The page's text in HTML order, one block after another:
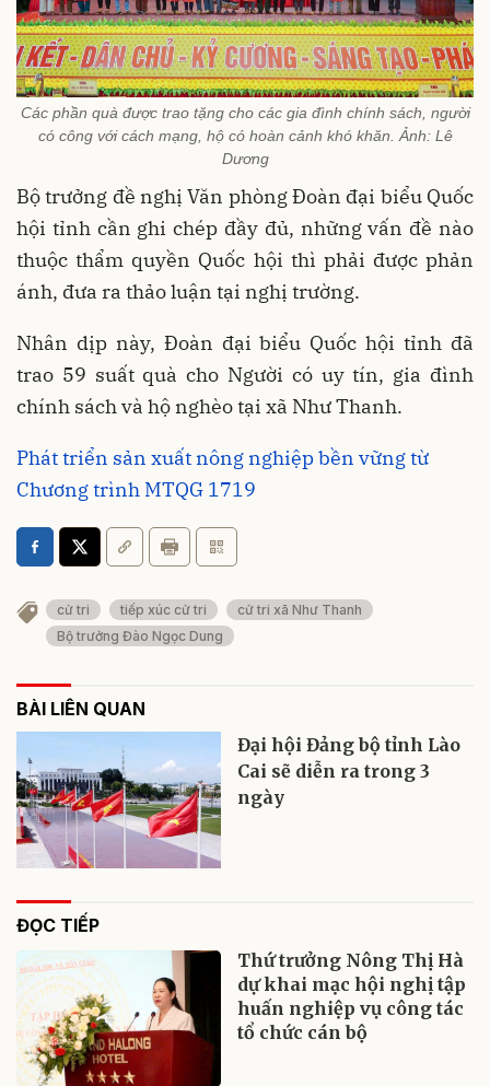
Các phần quà được trao tặng cho các gia đình chính sách, người
có công với cách mạng, hộ có hoàn cảnh khó khăn. Ảnh: Lê
Dương
Bộ trưởng đề nghị Văn phòng Đoàn đại biểu Quốc
hội tỉnh cần ghi chép đầy đủ, những vấn đề nào
thuộc thẩm quyền Quốc hội thì phải được phản
ánh, đưa ra thảo luận tại nghị trường.
Nhân dịp này, Đoàn đại biểu Quốc hội tỉnh đã
trao 59 suất quà cho Người có uy tín, gia đình
chính sách và hộ nghèo tại xã Như Thanh.
Phát triển sản xuất nông nghiệp bền vững từ
Chương trình MTQG 1719
cử tri tiếp xúc cử tri
cử tri xã Như Thanh
Bộ trưởng Đào Ngọc Dung
BÀI LIÊN QUAN
Đại hội Đảng bộ tỉnh Lào
Cai sẽ diễn ra trong 3
ngày
ĐỌC TIẾP
Thứ trưởng Nông Thị Hà
dự khai mạc hội nghị tập
huấn nghiệp vụ công tác
tổ chức cán bộ